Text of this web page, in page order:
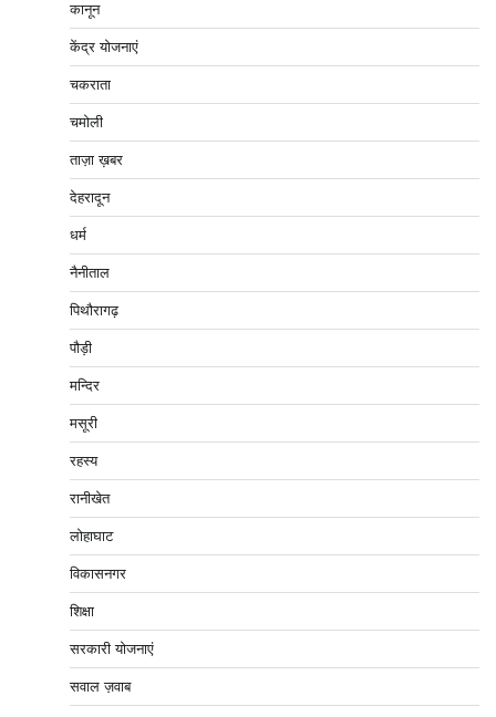
कानून
केंद्र योजनाएं
चकराता
चमोली
ताज़ा ख़बर
देहरादून
धर्म
नैनीताल
पिथौरागढ़
पौड़ी
मन्दिर
मसूरी
रहस्य
रानीखेत
लोहाघाट
विकासनगर
शिक्षा
सरकारी योजनाएं
सवाल ज़वाब